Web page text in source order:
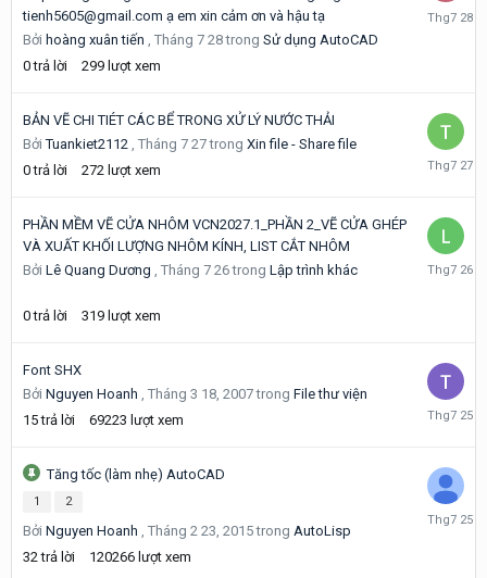
tienh5605@gmail.com ạ em xin cảm ơn và hậu tạ
Bởi hoàng xuân tiến , Tháng 7 28trong Sử dụng AutoCAD
0 trả lời 299 lượt xem
Tháng
BẢN VẼ CHI TIÉT CÁC BỂ TRONG XỬ LÝ NƯỚC THẢI
BởiTuankiet2112 , Tháng 7 27trong Xin file - Share file
0 trả lời 272 lượt xem
Tháng
PHẦN MỀM VẼ CỬA NHÔM VCN2027.1_PHẦN 2_VẼ CỬA GHÉP
VÀ XUẤT KHỐI LƯỢNG NHÔM KÍNH, LIST CẮT NHÔM
Bởi Lê Quang Dương , Tháng 7 26trong Lập trình khác
0 trả lời 319 lượt xem
Tháng
Font SHX
Bởi Nguyen Hoanh , Tháng 3 18, 2007trong File thư viện
15 trả lời 69223 lượt xem
Tháng
Tăng tốc (làm nhẹ) AutoCAD
1 2
Bởi Nguyen Hoanh , Tháng 2 23, 2015trong AutoLisp
32 trả lời 120266 lượt xem
Tháng